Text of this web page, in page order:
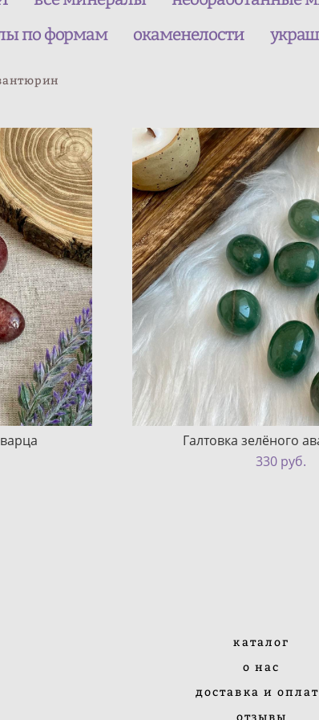
по формам
окаменелости
Галтовка зелёного
330 pуб.
каталог
о нас
доставка и
отзывы